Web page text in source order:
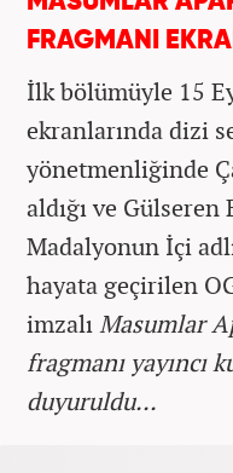
FRAGMANI
İlk bölümüyle 15
ekranlarında dizi
yönetmenliğinde
aldığı ve Gülseren
Madalyonun İçi
hayata geçirilen
imzalıMasumlar
fragmanı yayıncı
duyuruldu...